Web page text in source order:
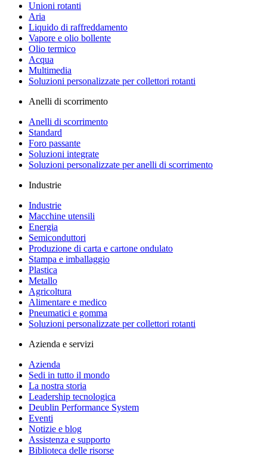
Unioni rotanti
Aria
Liquido di raffreddamento
Vapore e olio bollente
Olio termico
Acqua
Multimedia
Soluzioni personalizzate per collettori rotanti
Anelli di scorrimento
Anelli di scorrimento
Standard
Foro passante
Soluzioni integrate
Soluzioni personalizzate per anelli di scorrimento
Industrie
Industrie
Macchine utensili
Energia
Semiconduttori
Produzione di carta e cartone ondulato
Stampa e imballaggio
Plastica
Metallo
Agricoltura
Alimentare e medico
Pneumatici e gomma
Soluzioni personalizzate per collettori rotanti
Azienda e servizi
Azienda
Sedi in tutto il mondo
La nostra storia
Leadership tecnologica
Deublin Performance System
Eventi
Notizie e blog
Assistenza e supporto
Biblioteca delle risorse